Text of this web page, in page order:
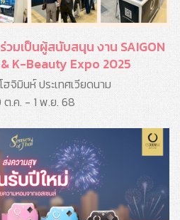
มเป็นผู้สนับสนุน งาน SAIGON
& K-Beauty Expo 2025
จิมินห์ ประเทศเวียดนาม
ต.ค. - 1 พ.ย. 68